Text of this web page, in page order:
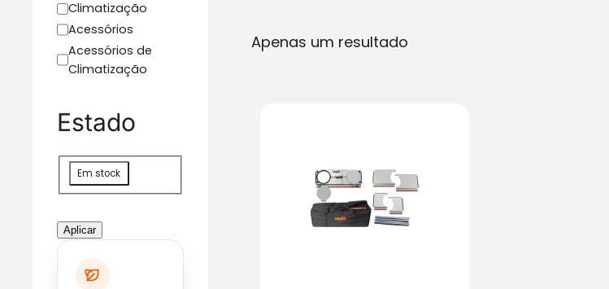
C
a
e
a
Climatização
Acessórios
Acessórios de
Climatização
Estado
i
p
o
Em stock
Aplicar
Apenas um resultado